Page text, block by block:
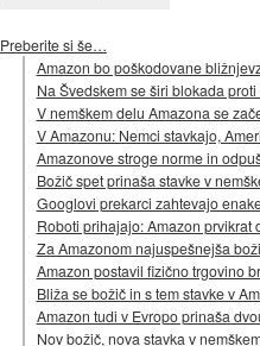
Preberite si še…
Amazon bo poškodovane
Na Švedskem se širi blokada proti
V nemškem delu Amazona se
V Amazonu: Nemci stavkajo,
Amazonove stroge norme in
Božič spet prinaša stavke v
Googlovi prekarci zahtevajo
Roboti prihajajo: Amazon
Za Amazonom najuspešnejša
Amazon postavil fizično trgovino
Bliža se božič in s tem stavke v
Amazon tudi v Evropo prinaša
Nov božič, nova stavka v